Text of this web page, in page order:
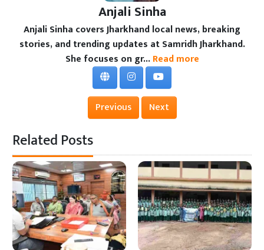
Anjali Sinha
Anjali Sinha covers Jharkhand local news, breaking
stories, and trending updates at Samridh Jharkhand.
She focuses on gr... Read more
Previous Next
Related Posts